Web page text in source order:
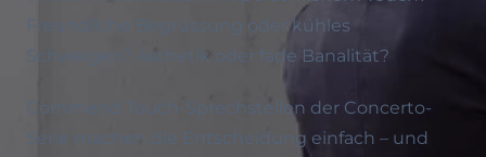
Freundliche Begrüssung oder kühles
Schweigen? Ästhetik oder fade Banalität?
Commend Touch-Sprechstellen der Concerto-
Serie machen die Entscheidung einfach – und